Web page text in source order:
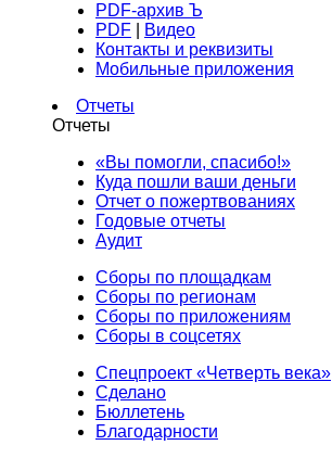
PDF-архив Ъ
PDF
Видео
Контакты и реквизиты
Мобильные приложения
Отчеты
Отчеты
«Вы помогли, спасибо!»
Куда пошли ваши деньги
Отчет о пожертвованиях
Годовые отчеты
Аудит
Сборы по площадкам
Сборы по регионам
Сборы по приложениям
Сборы в соцсетях
Спецпроект «Четверть века»
Сделано
Бюллетень
Благодарности